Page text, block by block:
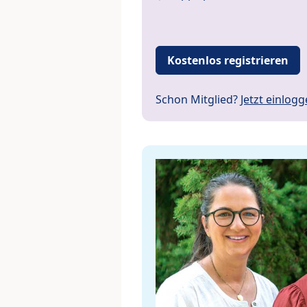
Kostenlos registrieren
Schon Mitglied? Jetzt